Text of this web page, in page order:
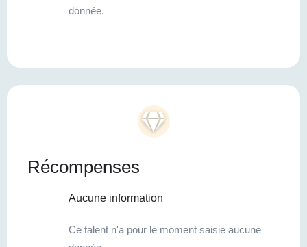
donnée.
Récompenses
Aucune information
Ce talent n'a pour le moment saisie aucune